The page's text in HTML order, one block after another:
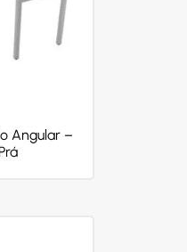
Angular –